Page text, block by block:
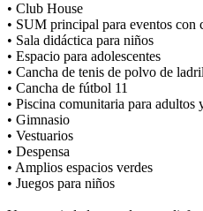
• Club House
• SUM principal para eventos con
• Sala didáctica para niños
• Espacio para adolescentes
• Cancha de tenis de polvo de
• Cancha de fútbol 11
• Piscina comunitaria para adultos
• Gimnasio
• Vestuarios
• Despensa
• Amplios espacios verdes
• Juegos para niños